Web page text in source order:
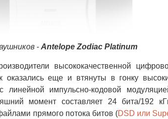
- Antelope Zodiac Platinum
высококачественной
оказались еще и втянуты в гонку
импульсно-кодовой
момент составляет 24 бита/192
прямого потока битов (DSD или